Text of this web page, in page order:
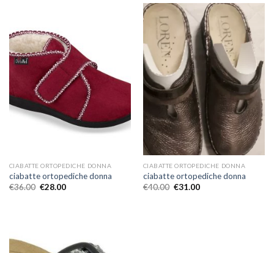
CIABATTE ORTOPEDICHE DONNA
ciabatte ortopediche donna
€36.00 €28.00
CIABATTE ORTOPEDICHE DONNA
ciabatte ortopediche donna
€40.00 €31.00